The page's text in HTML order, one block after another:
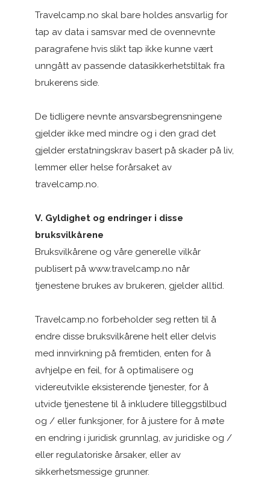
Travelcamp.no skal bare holdes ansvarlig for
tap av data i samsvar med de ovennevnte
paragrafene hvis slikt tap ikke kunne vært
unngått av passende datasikkerhetstiltak fra
brukerens side.
De tidligere nevnte ansvarsbegrensningene
gjelder ikke med mindre og i den grad det
gjelder erstatningskrav basert på skader på liv,
lemmer eller helse forårsaket av
travelcamp.no.
V. Gyldighet og endringer i disse
bruksvilkårene
Bruksvilkårene og våre generelle vilkår
publisert på www.travelcamp.no når
tjenestene brukes av brukeren, gjelder alltid.
Travelcamp.no forbeholder seg retten til å
endre disse bruksvilkårene helt eller delvis
med innvirkning på fremtiden, enten for å
avhjelpe en feil, for å optimalisere og
videreutvikle eksisterende tjenester, for å
utvide tjenestene til å inkludere tilleggstilbud
og / eller funksjoner, for å justere for å møte
en endring i juridisk grunnlag, av juridiske og /
eller regulatoriske årsaker, eller av
sikkerhetsmessige grunner.